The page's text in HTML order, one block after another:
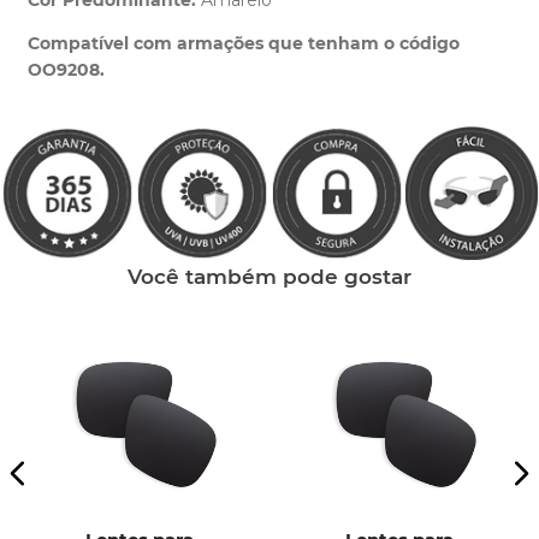
Compatível com armações que tenham o código
OO9208.
Você também pode gostar